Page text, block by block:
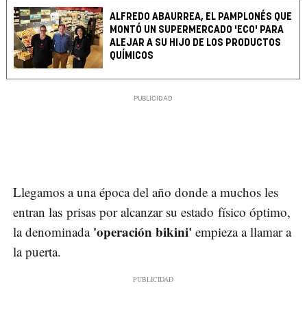
ALFREDO ABAURREA, EL PAMPLONÉS QUE
MONTÓ UN SUPERMERCADO 'ECO' PARA
ALEJAR A SU HIJO DE LOS PRODUCTOS
QUÍMICOS
Llegamos a una época del año donde a muchos les
entran las prisas por alcanzar su estado físico óptimo,
la denominada 'operación bikini' empieza a llamar a
la puerta.